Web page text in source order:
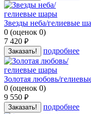
Звезды неба/гелиевые
0 (оценок 0)
7 420 руб.
Заказать! подробнее
Золотая любовь/
0 (оценок 0)
9 550 руб.
Заказать! подробнее